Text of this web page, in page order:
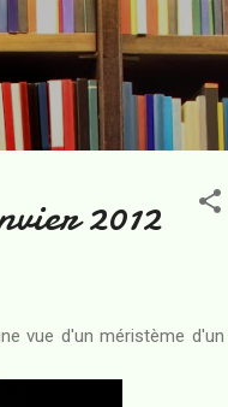
2012
vue d'un méristème d'un